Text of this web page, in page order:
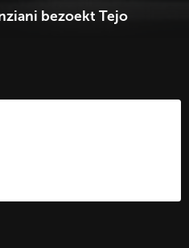
bezoekt Tejo